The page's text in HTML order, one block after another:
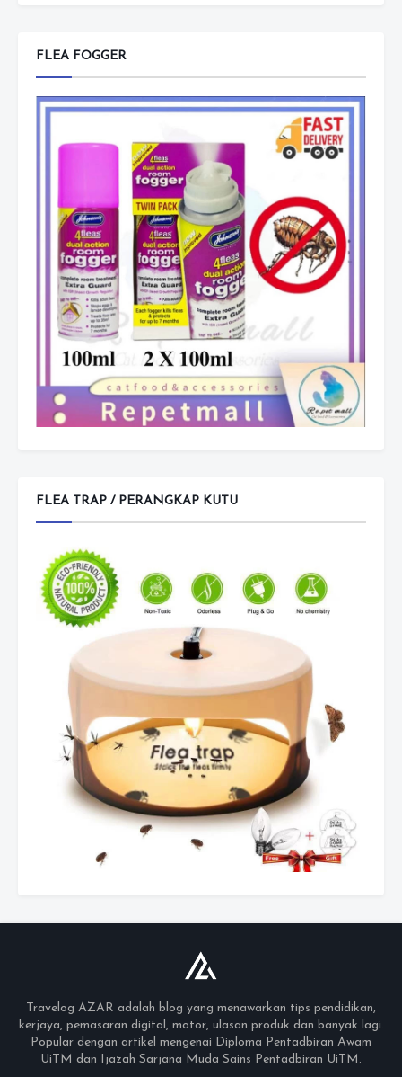
FLEA FOGGER
FLEA TRAP / PERANGKAP KUTU
Travelog AZAR adalah blog yang menawarkan tips pendidikan,
kerjaya, pemasaran digital, motor, ulasan produk dan banyak lagi.
Popular dengan artikel mengenai Diploma Pentadbiran Awam
UiTM dan Ijazah Sarjana Muda Sains Pentadbiran UiTM.